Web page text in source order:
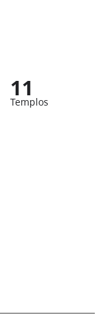
11
Templos